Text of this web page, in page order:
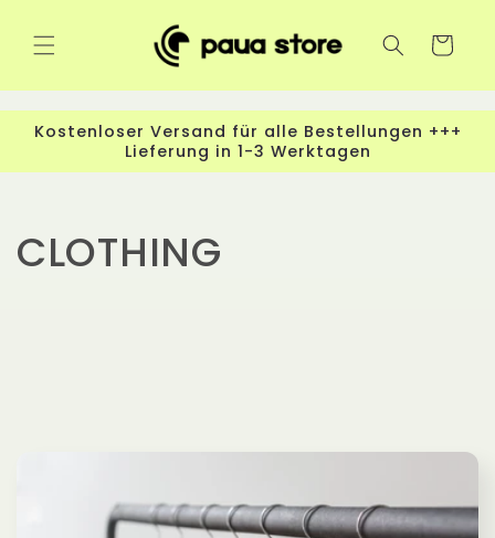
Inhalt
Warenkorb
Kostenloser Versand für alle Bestellungen +++
Lieferung in 1-3 Werktagen
K
CLOTHING